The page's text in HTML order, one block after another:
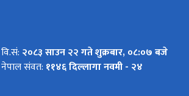
वि.सं: २०८३ साउन २२ गते शुक्रबार, ०८:०७ बजे
नेपाल संवत: ११४६ दिल्लागा नवमी - २४